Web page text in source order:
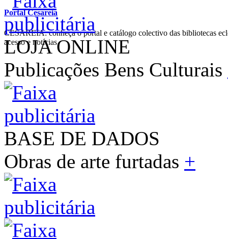
Portal Cesareia
CESAREIA: conheça o portal e catálogo colectivo das bibliotecas
acesso e notícias
LOJA ONLINE
Publicações Bens Culturais
BASE DE DADOS
Obras de arte furtadas +